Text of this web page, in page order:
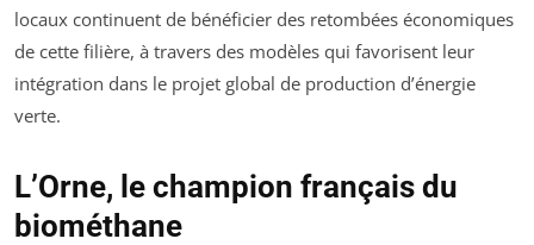
locaux continuent de bénéficier des retombées économiques
de cette filière, à travers des modèles qui favorisent leur
intégration dans le projet global de production d’énergie
verte.
L’Orne, le champion français du
biométhane